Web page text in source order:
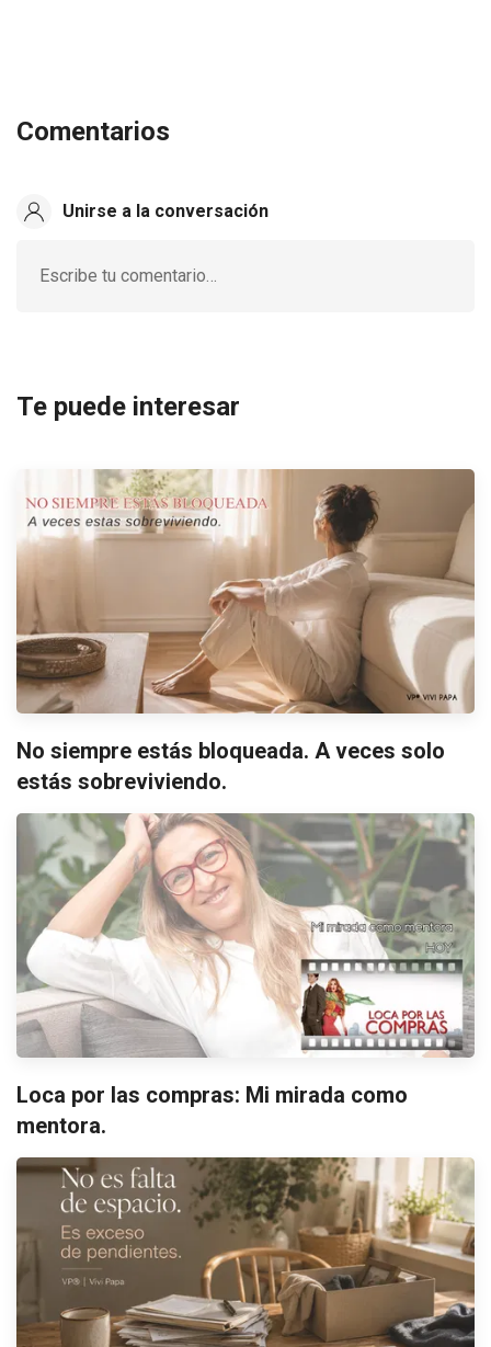
Comentarios
Unirse a la conversación
Escribe tu comentario…
Te puede interesar
No siempre estás bloqueada. A veces solo
estás sobreviviendo.
Loca por las compras: Mi mirada como
mentora.